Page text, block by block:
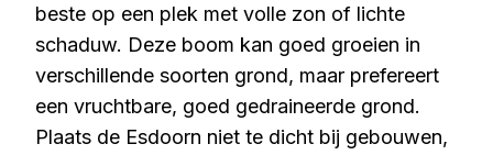
beste op een plek met volle zon of lichte
schaduw. Deze boom kan goed groeien in
verschillende soorten grond, maar prefereert
een vruchtbare, goed gedraineerde grond.
Plaats de Esdoorn niet te dicht bij gebouwen,